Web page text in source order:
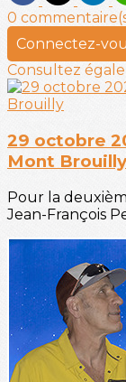
0
Connectez-
Consultez
29 octobre
Mont Brouilly
Pour la
Jean-François